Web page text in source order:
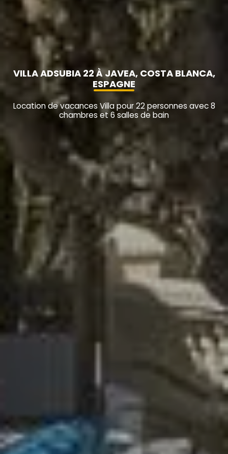
VILLA ADSUBIA 22 À JAVEA, COSTA BLANCA,
ESPAGNE
Location de vacances Villa pour 22 personnes avec 8
chambres et 6 salles de bain